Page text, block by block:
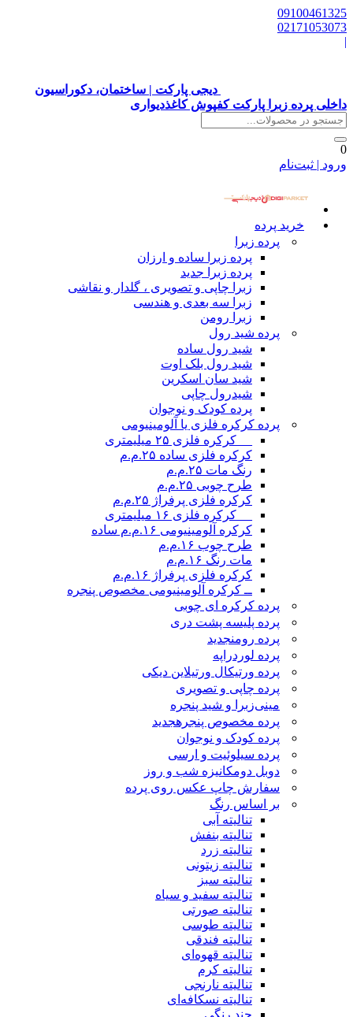
09100461325
02171053073
|
دیجی پارکت | ساختمان، دکوراسیون
داخلی پرده زبرا پارکت کفپوش کاغذدیواری
0
ورود | ثبت‌نام
خرید پرده
پرده زبرا
پرده زبرا ساده و ارزان
پرده زبرا جدید
زبرا چاپی و تصویری ، گلدار و نقاشی
زبرا سه بعدی و هندسی
زبرا رومن
پرده شید رول
شید رول ساده
شید رول بلک اوت
شید سان اسکرین
شیدرول چاپی
پرده کودک و نوجوان
پرده کرکره فلزی یا آلومینیومی
__ کرکره فلزی ۲۵ میلیمتری
کرکره فلزی ساده ۲۵.م.م
رنگ مات ۲۵.م.م
طرح چوبی ۲۵.م.م
کرکره فلزی پرفراژ ۲۵.م.م
__ کرکره فلزی ۱۶ میلیمتری
کرکره آلومینیومی ۱۶.م.م ساده
طرح چوب ۱۶.م.م
مات رنگ ۱۶.م.م
کرکره فلزی پرفراژ ۱۶.م.م
ــ کرکره آلومینیومی مخصوص پنجره
پرده کرکره ای چوبی
پرده پلیسه پشت دری
پرده رومنجدید
پرده لوردراپه
پرده ورتیکال ورتیلاین دیکی
پرده چاپی و تصویری
مینی‌زبرا و شید پنجره
پرده مخصوص پنجرهجدید
پرده کودک و نوجوان
پرده سیلوئیت و ارسی
دوبل دومکانیزه شب و روز
سفارش چاپ عکس روی پرده
بر اساس رنگ
تنالیته آبی
تنالیته بنفش
تنالیته زرد
تنالیته زیتونی
تنالیته سبز
تنالیته سفید و سیاه
تنالیته صورتی
تنالیته طوسی
تنالیته فندقی
تنالیته قهوه‌ای
تنالیته کرم
تنالیته نارنجی
تنالیته نسکافه‌ای
چند رنگی